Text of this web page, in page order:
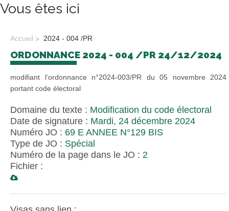
Vous êtes ici
Accueil 2024 - 004 /PR
ORDONNANCE 2024 - 004 /PR 24/12/2024
modifiant l’ordonnance n°2024-003/PR du 05 novembre 2024
portant code électoral
Domaine du texte : Modification du code électoral
Date de signature : Mardi, 24 décembre 2024
Numéro JO : 69 E ANNEE N°129 BIS
Type de JO : Spécial
Numéro de la page dans le JO : 2
Fichier :